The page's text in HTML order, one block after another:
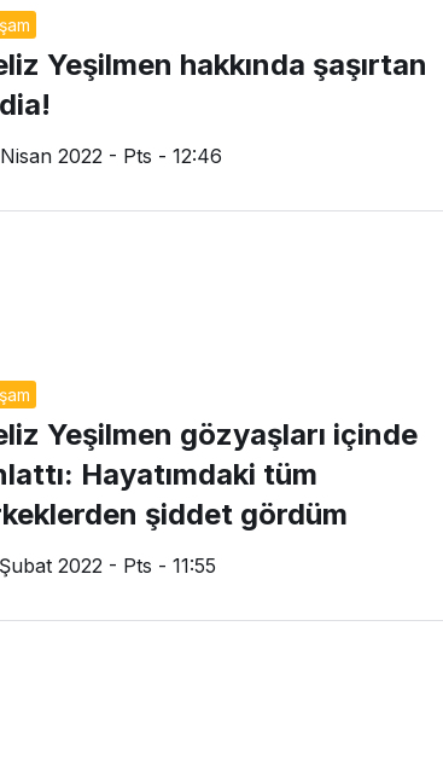
Yeşilmen hakkında şaşırtan
2022 - Pts - 12:46
Yeşilmen gözyaşları içinde
Hayatımdaki tüm
şiddet gördüm
2022 - Pts - 11:55